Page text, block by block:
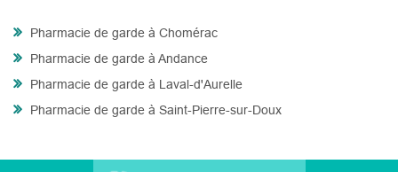
Pharmacie de garde à Chomérac
Pharmacie de garde à Andance
Pharmacie de garde à Laval-d'Aurelle
Pharmacie de garde à Saint-Pierre-sur-Doux